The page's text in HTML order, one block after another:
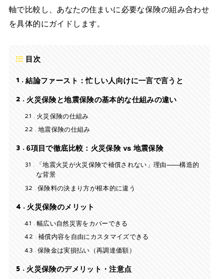
軸で比較し、あなたの住まいに必要な保険の組み合わせ
を具体的にガイドします。
目次
1
結論ファースト：忙しい人向けに一言で言うと
2
火災保険と地震保険の基本的な仕組みの違い
2.1
火災保険の仕組み
2.2 地震保険の仕組み
3
6項目で徹底比較：火災保険 vs 地震保険
3.1
「地震火災が火災保険で補償されない」理由——構造的
な背景
3.2 保険料の決まり方が根本的に違う
4
火災保険のメリット
4.1
幅広い自然災害をカバーできる
4.2 補償内容を自由にカスタマイズできる
4.3 保険金は実損払い（再調達価額）
5
火災保険のデメリット・注意点